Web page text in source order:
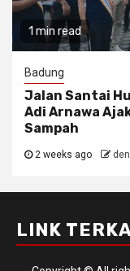
1 min read
Badung
Jalan Santai
Adi Arnawa
Sampah
2 weeks ago
LINK